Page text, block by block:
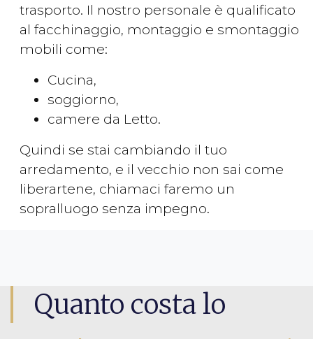
trasporto. Il nostro personale è qualificato
al facchinaggio, montaggio e smontaggio
mobili come:
Cucina,
soggiorno,
camere da Letto.
Quindi se stai cambiando il tuo
arredamento, e il vecchio non sai come
liberartene, chiamaci faremo un
sopralluogo senza impegno.
Quanto costa lo